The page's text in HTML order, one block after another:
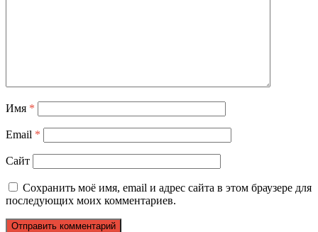
Имя *
Email *
Сайт
Сохранить моё имя, email и адрес сайта в этом браузере для
последующих моих комментариев.